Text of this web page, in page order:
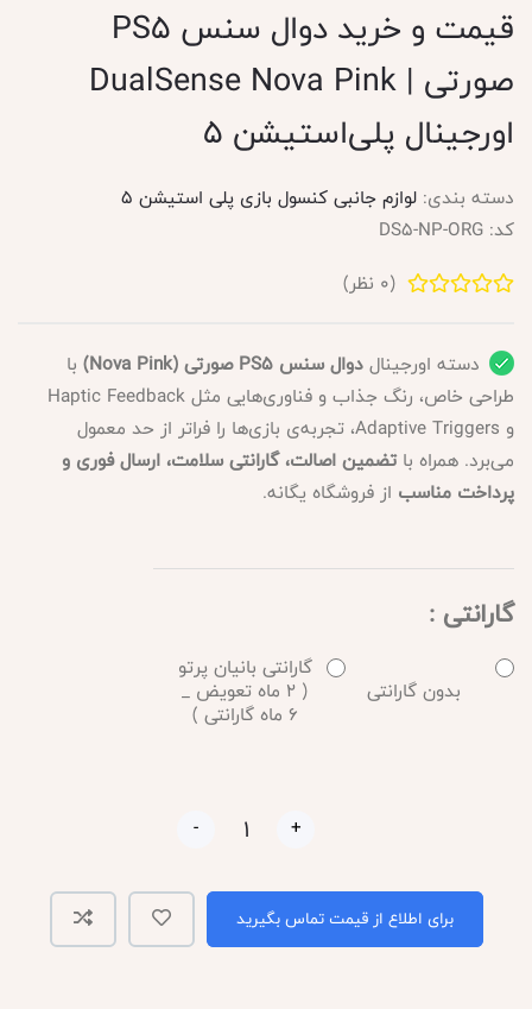
قیمت و خرید دوال سنس PS5
صورتی | DualSense Nova Pink
اورجینال پلی‌استیشن ۵
دسته بندی: لوازم جانبی کنسول بازی پلی استیشن 5
کد: DS5-NP-ORG
(
0 نظر)
دسته اورجینالدوال سنس PS5 صورتی (Nova Pink)
با
طراحی خاص، رنگ جذاب و فناوری‌هایی مثل Haptic Feedback
و Adaptive Triggers، تجربه‌ی بازی‌ها را فراتر از حد معمول
می‌برد. همراه باتضمین اصالت، گارانتی سلامت، ارسال فوری و
پرداخت مناسب از فروشگاه یگانه.
گارانتی :
بدون گارانتی
گارانتی بانیان پرتو
( 2 ماه تعویض _
6 ماه گارانتی )
- +
برای اطلاع از قیمت تماس بگیرید